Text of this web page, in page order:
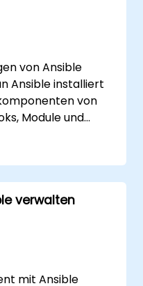
Ansible installiert
von
Module und
Playbooks
zu verwalten
verwalten
mit Ansible